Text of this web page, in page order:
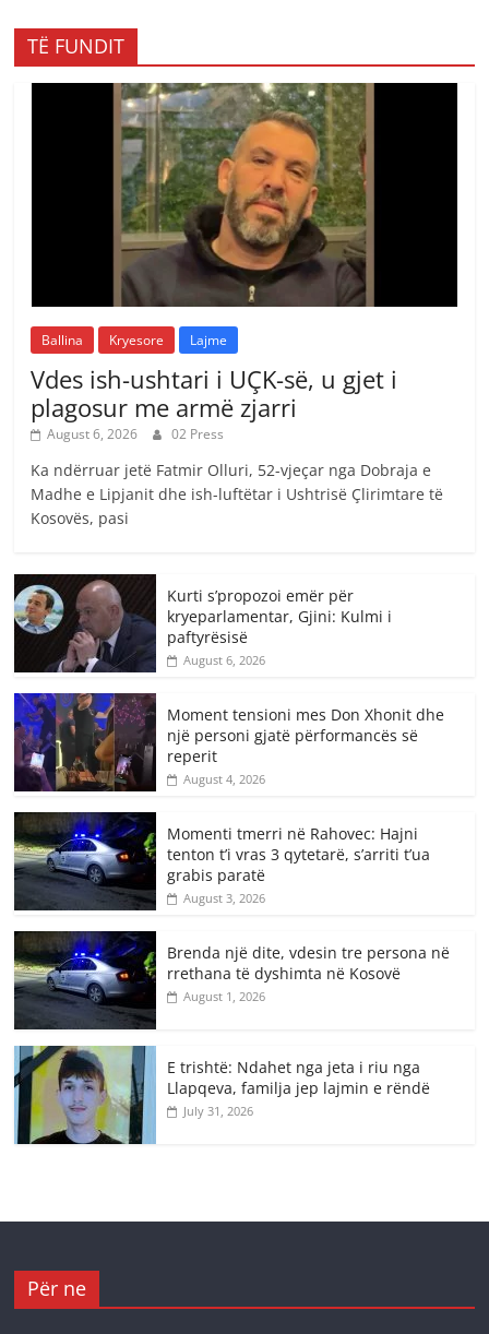
TË FUNDIT
Ballina Kryesore Lajme
Vdes ish-ushtari i UÇK-së, u gjet i
plagosur me armë zjarri
August 6, 2026 02 Press
Ka ndërruar jetë Fatmir Olluri, 52-vjeçar nga Dobraja e
Madhe e Lipjanit dhe ish-luftëtar i Ushtrisë Çlirimtare të
Kosovës, pasi
Kurti s’propozoi emër për
kryeparlamentar, Gjini: Kulmi i
paftyrësisë
August 6, 2026
Moment tensioni mes Don Xhonit dhe
një personi gjatë përformancës së
reperit
August 4, 2026
Momenti tmerri në Rahovec: Hajni
tenton t’i vras 3 qytetarë, s’arriti t’ua
grabis paratë
August 3, 2026
Brenda një dite, vdesin tre persona në
rrethana të dyshimta në Kosovë
August 1, 2026
E trishtë: Ndahet nga jeta i riu nga
Llapqeva, familja jep lajmin e rëndë
July 31, 2026
Për ne